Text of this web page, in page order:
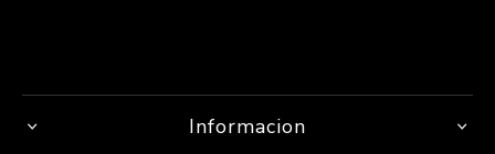
Informacion